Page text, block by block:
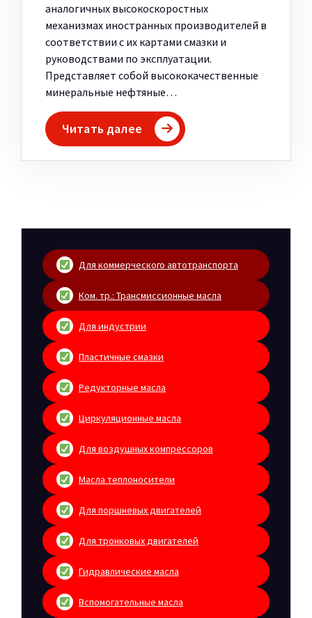
аналогичных высокоскоростных
механизмах иностранных производителей в
соответствии с их картами смазки и
руководствами по эксплуатации.
Представляет собой высококачественные
минеральные нефтяные…
Читать далее
Для коммерческого автотранспорта
Ком. тр.: Трансмиссионные масла
Для индустрии
Пластичные смазки
Редукторные масла
Циркуляционные масла
Для воздушных компрессоров
Масла теплоносители
Для поршневых двигателей
Для тронковых двигателей
Гидравлические масла
Вспомогательные масла